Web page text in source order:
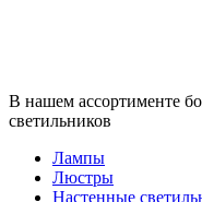
В нашем ассортименте
светильников
Лампы
Люстры
Настенные